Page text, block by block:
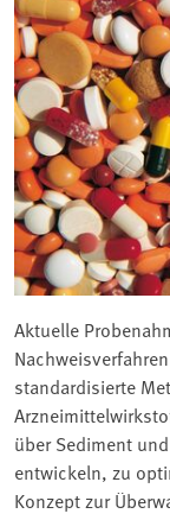
Aktuelle
standardisierte
über Sediment
entwickeln, zu
Konzept zur